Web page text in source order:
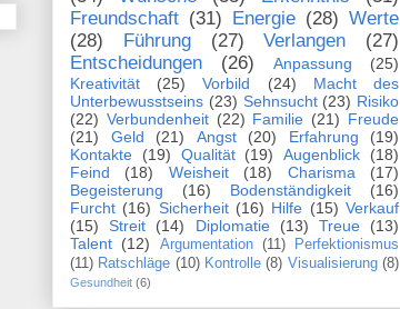
Freundschaft (31) Energie (28) Werte
(28)
Führung (27) Verlangen
(27)
Entscheidungen
(26) Anpassung
(25)
Kreativität
(25) Vorbild (24)
Macht des
Unterbewusstseins (23) Sehnsucht (23) Risiko
(22) Verbundenheit (22) Familie (21) Freude
(21)
Geld (21) Angst (20) Erfahrung
(19)
Kontakte
(19) Qualität (19) Augenblick
(18)
Feind
(18) Weisheit (18) Charisma
(17)
Begeisterung
(16) Bodenständigkeit
(16)
Furcht (16) Sicherheit (16) Hilfe (15) Verkauf
(15)
Streit (14) Diplomatie (13) Treue
(13)
Talent (12) Argumentation (11)
Perfektionismus
(11) Ratschläge (10) Kontrolle (8) Visualisierung (8)
Gesundheit (6)